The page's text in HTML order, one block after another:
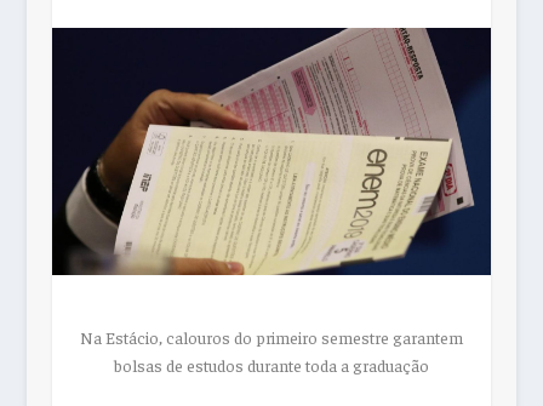
Na Estácio, calouros do primeiro semestre garantem
bolsas de estudos durante toda a graduação